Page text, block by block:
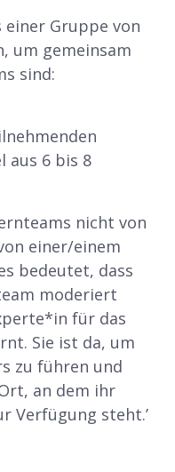
Gruppe von
um gemeinsam
sind:
aus 6 bis 8
nicht von
einer/einem
bedeutet, dass
moderiert
für das
Sie ist da, um
zu führen und
an dem ihr
Verfügung steht.’